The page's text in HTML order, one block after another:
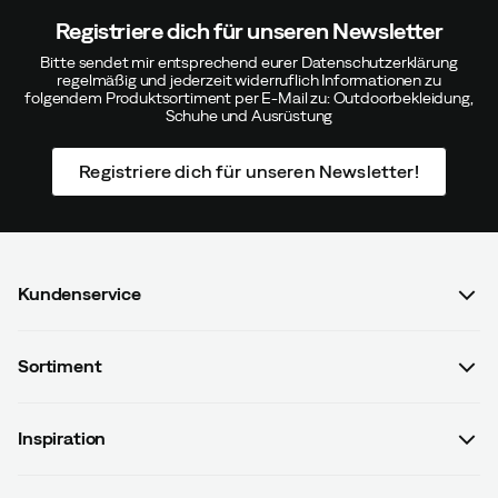
Registriere dich für unseren Newsletter
Bitte sendet mir entsprechend eurer Datenschutzerklärung
regelmäßig und jederzeit widerruflich Informationen zu
folgendem Produktsortiment per E-Mail zu: Outdoorbekleidung,
Schuhe und Ausrüstung
Registriere dich für unseren Newsletter!
Kundenservice
Kontaktiere uns
Sortiment
Herren
Inspiration